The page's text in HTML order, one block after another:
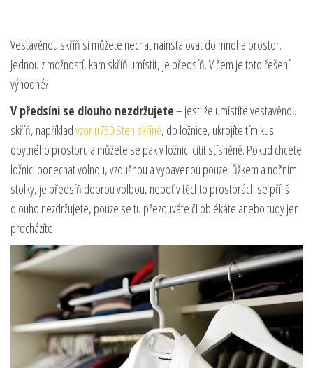
Vestavěnou skříň si můžete nechat nainstalovat do mnoha prostor.
Jednou z možností, kam skříň umístit, je předsíň. V čem je toto řešení
výhodné?
V předsíni se dlouho nezdržujete– jestliže umístíte vestavěnou
skříň, napříkladvzor u750 Sten skříně, do ložnice, ukrojíte tím kus
obytného prostoru a můžete se pak v ložnici cítit stísněně. Pokud chcete
ložnici ponechat volnou, vzdušnou a vybavenou pouze lůžkem a nočními
stolky, je předsíň dobrou volbou, neboť v těchto prostorách se příliš
dlouho nezdržujete, pouze se tu přezouváte či oblékáte anebo tudy jen
procházíte.